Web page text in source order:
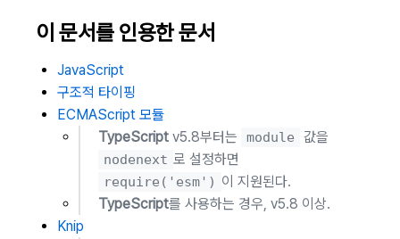
이 문서를 인용한 문서
JavaScript
구조적 타이핑
ECMAScript 모듈
TypeScript v5.8부터는 module 값을
nodenext 로 설정하면
require('esm') 이 지원된다.
TypeScript를 사용하는 경우, v5.8 이상.
Knip